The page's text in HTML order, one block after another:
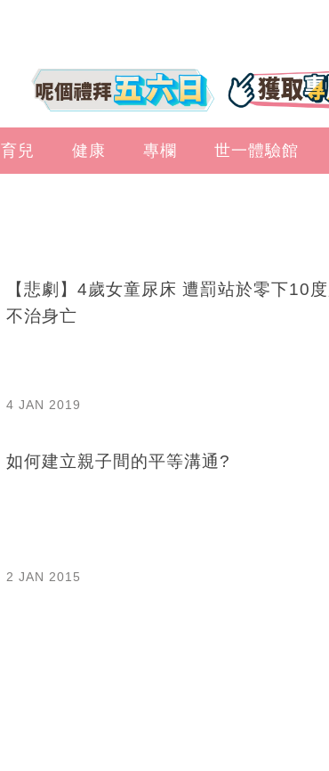
育兒 健康 專欄 世一體驗館
【悲劇】4歲女童尿床 遭罰站於零下10
不治身亡
4 JAN 2019
如何建立親子間的平等溝通?
2 JAN 2015